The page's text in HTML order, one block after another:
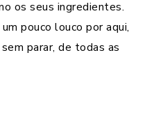
os seus ingredientes.
pouco louco por aqui,
parar, de todas as